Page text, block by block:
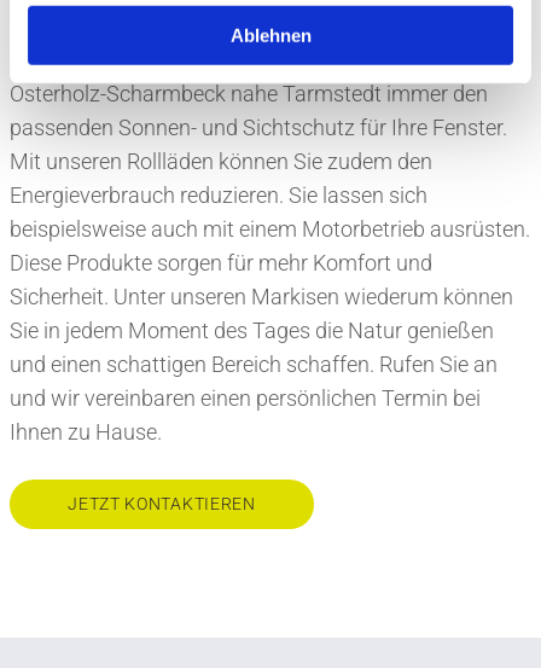
Ablehnen
Plätzchen entsprechen. Unsere Rollläden oder
Außenjalousien bieten Kunden aus der Region
Osterholz-Scharmbeck nahe Tarmstedt immer den
passenden Sonnen- und Sichtschutz für Ihre Fenster.
Mit unseren Rollläden können Sie zudem den
Energieverbrauch reduzieren. Sie lassen sich
beispielsweise auch mit einem Motorbetrieb ausrüsten.
Diese Produkte sorgen für mehr Komfort und
Sicherheit. Unter unseren Markisen wiederum können
Sie in jedem Moment des Tages die Natur genießen
und einen schattigen Bereich schaffen. Rufen Sie an
und wir vereinbaren einen persönlichen Termin bei
Ihnen zu Hause.
JETZT KONTAKTIEREN